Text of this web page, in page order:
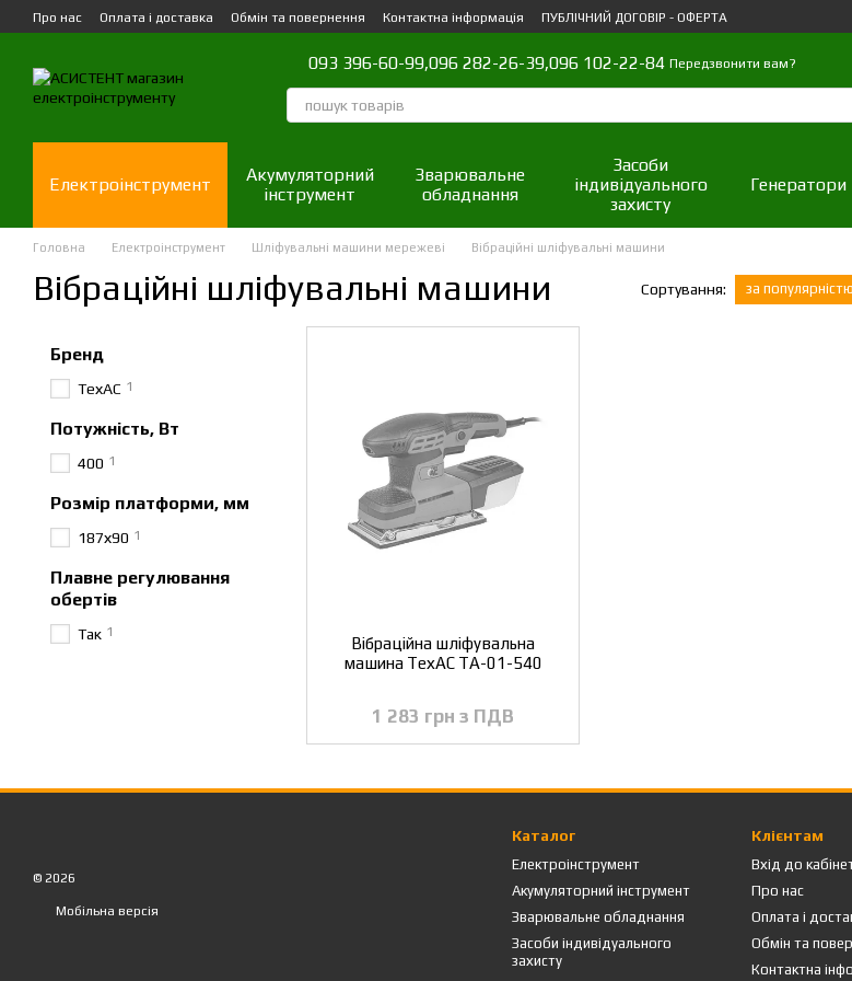
Перейти до основного контенту
Про нас Оплата і доставка Обмін та повернення Контактна інформація ПУБЛІЧНИЙ ДОГОВІР - ОФЕРТА
093 396-60-99,096 282-26-39,096 102-22-84 Передзвонити вам?
Електроінструмент
Акумуляторний
інструмент
Зварювальне
обладнання
Засоби
індивідуального
захисту
Генератори
Головна Електроінструмент Шліфувальні машини мережеві Вібраційні шліфувальні машини
Вібраційні шліфувальні машини Сортування: за популярністю
Вібраційна шліфувальна
машина ТехАС ТА-01-540
1 283 грн з ПДВ
Бренд
ТехАС 1
Потужність, Вт
400 1
Розмір платформи, мм
187х90 1
Плавне регулювання
обертів
Так 1
© 2026
Мобільна версія
Каталог
Електроінструмент
Акумуляторний інструмент
Зварювальне обладнання
Засоби індивідуального
захисту
Клієнтам
Вхід до
Про нас
Оплата і
Обмін та
Контактна